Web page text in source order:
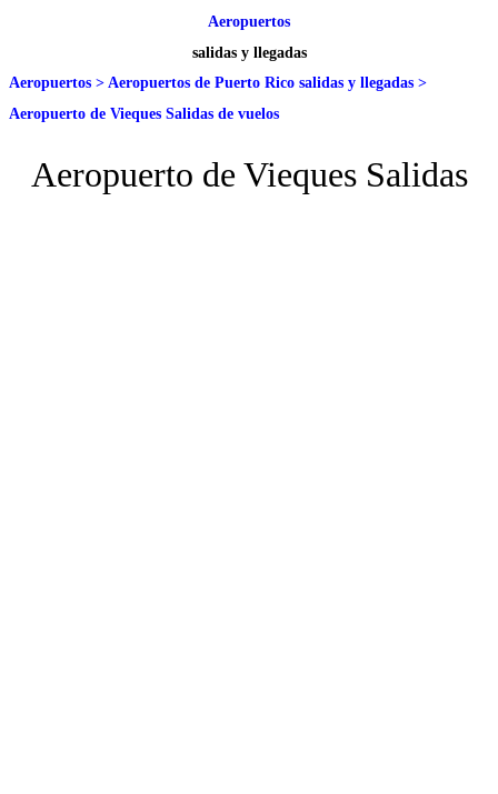
Aeropuertos
salidas y llegadas
Aeropuertos > Aeropuertos de Puerto Rico salidas y llegadas >
Aeropuerto de Vieques Salidas de vuelos
Aeropuerto de Vieques Salidas